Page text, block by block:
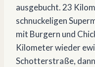
ausgebucht. 23
schnuckeligen
mit Burgern und
Kilometer wieder
Schotterstraße,